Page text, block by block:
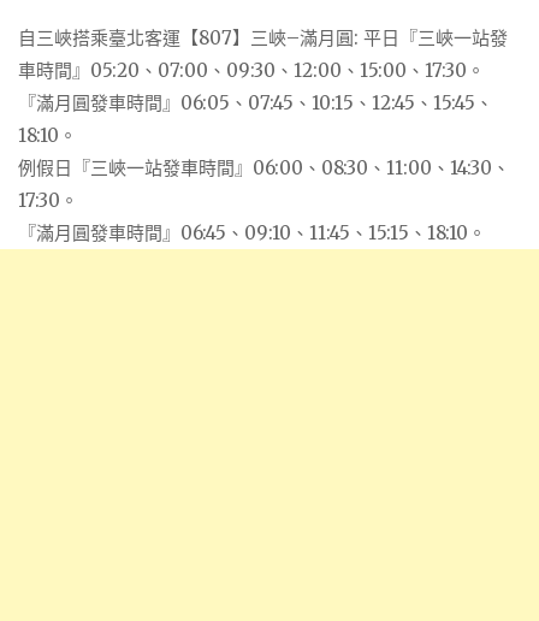
自三峽搭乘臺北客運【807】三峽–滿月圓: 平日『三峽一站發
車時間』05:20、07:00、09:30、12:00、15:00、17:30。
『滿月圓發車時間』06:05、07:45、10:15、12:45、15:45、
18:10。
例假日『三峽一站發車時間』06:00、08:30、11:00、14:30、
17:30。
『滿月圓發車時間』06:45、09:10、11:45、15:15、18:10。